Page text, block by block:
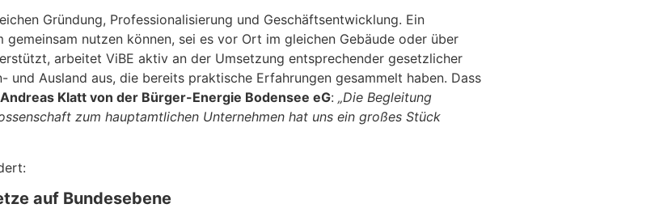
Gründung, Professionalisierung und Geschäftsentwicklung. Ein
nutzen können, sei es vor Ort im gleichen Gebäude oder über
arbeitet ViBE aktiv an der Umsetzung entsprechender gesetzlicher
Ausland aus, die bereits praktische Erfahrungen gesammelt haben. Dass
Andreas Klatt von der Bürger-Energie Bodensee eG: „Die Begleitung
zum hauptamtlichen Unternehmen hat uns ein großes Stück
auf Bundesebene